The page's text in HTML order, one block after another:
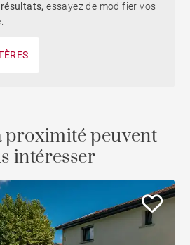
résultats,essayez de modifier vos
proximité peuvent
intéresser